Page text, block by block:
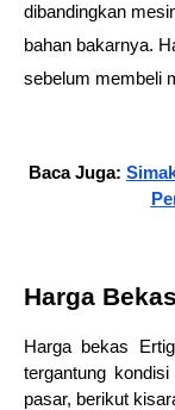
dibandingkan
bahan bakarnya.
sebelum membeli
Baca Juga:
Harga
Harga bekas
tergantung
pasar, berikut